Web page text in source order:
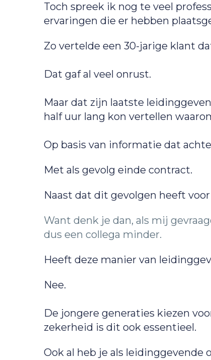
Toch spreek ik nog te veel
ervaringen die er hebben
Zo vertelde een 30-jarige klant
Dat gaf al veel onrust.
Maar dat zijn laatste
half uur lang kon vertellen
Op basis van informatie dat
Met als gevolg einde contract.
Naast dat dit gevolgen heeft
Want denk je dan, als mij
dus een collega minder.
Heeft deze manier van
Nee.
De jongere generaties kiezen
zekerheid is dit ook essentieel.
Ook al heb je als